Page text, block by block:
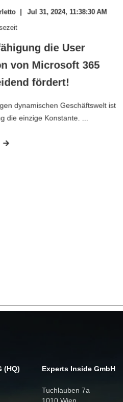
Jul 31, 2024, 11:38:30 AM
die User
von Microsoft 365
fördert!
dynamischen Geschäftswelt ist
die einzige Konstante. ...
(HQ) Experts Inside GmbH
Tuchlauben 7a